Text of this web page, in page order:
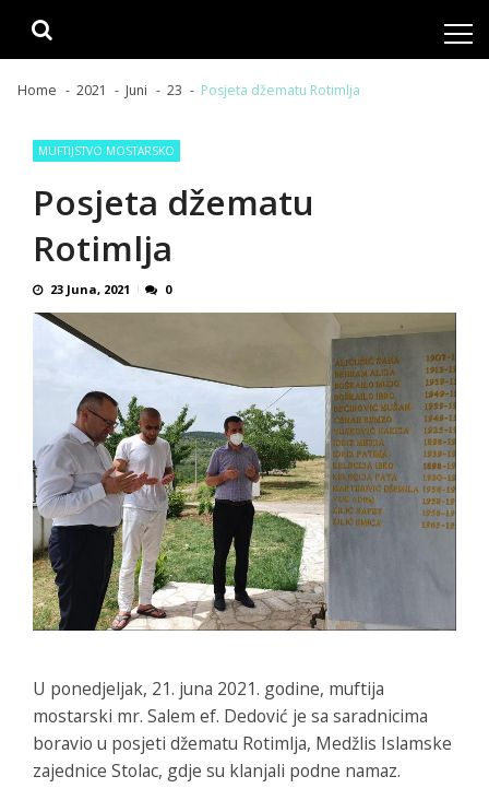
Home 2021 Juni 23 Posjeta džematu Rotimlja
MUFTIJSTVO MOSTARSKO
Posjeta džematu
Rotimlja
23 Juna, 2021 0
U ponedjeljak, 21. juna 2021. godine, muftija
mostarski mr. Salem ef. Dedović je sa saradnicima
boravio u posjeti džematu Rotimlja, Medžlis Islamske
zajednice Stolac, gdje su klanjali podne namaz.